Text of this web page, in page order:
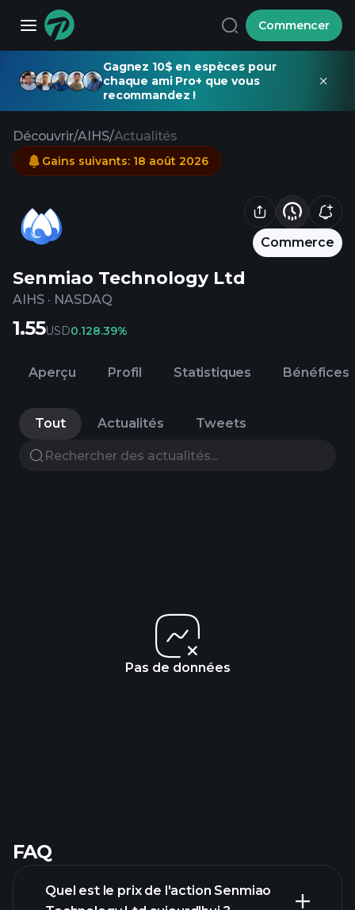
Commencer
Gagnez 10$ en espèces pour
chaque ami Pro+ que vous
recommandez !
Découvrir/AIHS/Actualités
Commerce
Senmiao Technology Ltd
AIHS · NASDAQ
Gains suivants: 18 août 2026
1.55USD0.128.39%
Aperçu Profil Statistiques Bénéfices
Tout Actualités Tweets
Pas de données
FAQ
Quel est le prix de l'action Senmiao